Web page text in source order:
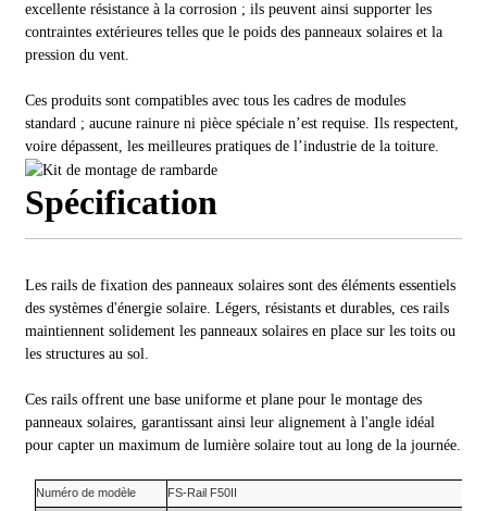
excellente résistance à la corrosion ; ils peuvent ainsi supporter les
contraintes extérieures telles que le poids des panneaux solaires et la
pression du vent.
Ces produits sont compatibles avec tous les cadres de modules
standard ; aucune rainure ni pièce spéciale n’est requise. Ils respectent,
voire dépassent, les meilleures pratiques de l’industrie de la toiture.
Spécification
Les rails de fixation des panneaux solaires sont des éléments essentiels
des systèmes d'énergie solaire. Légers, résistants et durables, ces rails
maintiennent solidement les panneaux solaires en place sur les toits ou
les structures au sol.
Ces rails offrent une base uniforme et plane pour le montage des
panneaux solaires, garantissant ainsi leur alignement à l'angle idéal
pour capter un maximum de lumière solaire tout au long de la journée.
Numéro de modèle FS-Rail F50II